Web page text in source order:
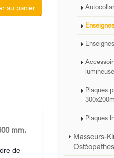
au panier
mm.
de
Plaques
Plaques
Masseurs-
Ostéopathes